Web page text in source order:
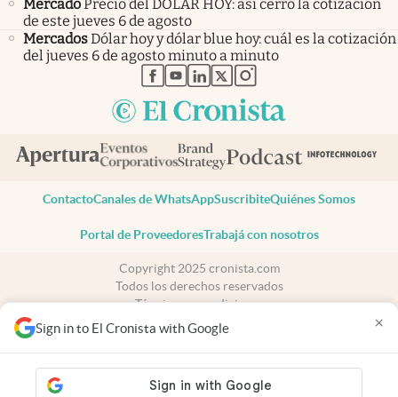
Sign in to El Cronista with Google ×
MercadoPrecio del DÓLAR HOY: así cerró la cotización
de este jueves 6 de agosto
MercadosDólar hoy y dólar blue hoy: cuál es la cotización
del jueves 6 de agosto minuto a minuto
abre en nueva pestaña
abre en nueva pestaña
abre en nueva pestaña
abre en nueva pestaña
abre en nueva pestaña
ContactoCanales de WhatsAppSuscribiteQuiénes Somos
Portal de ProveedoresTrabajá con nosotros
Copyright 2025 cronista.com
Todos los derechos reservados
Términos y condiciones
Privacidad
Consentimiento